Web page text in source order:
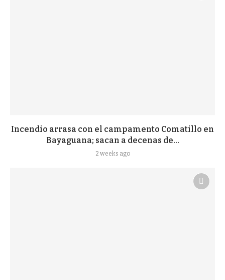
Incendio arrasa con el campamento Comatillo en
Bayaguana; sacan a decenas de...
2 weeks ago